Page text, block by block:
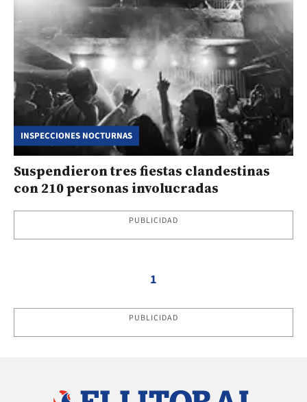
INSPECCIONES NOCTURNAS
Suspendieron tres fiestas clandestinas
con 210 personas involucradas
PUBLICIDAD
1
PUBLICIDAD